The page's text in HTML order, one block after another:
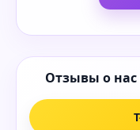
Отзывы о